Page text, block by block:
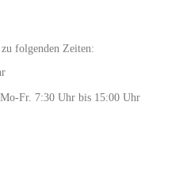
folgenden Zeiten:
Fr. 7:30 Uhr bis 15:00 Uhr